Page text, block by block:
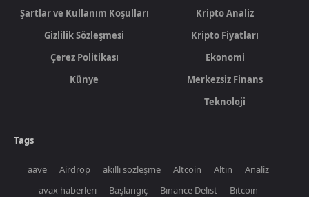
Şartlar ve Kullanım Koşulları
Gizlilik Sözleşmesi
Çerez Politikası
Künye
Kripto Analiz
Kripto Fiyatları
Ekonomi
Merkezsiz Finans
Teknoloji
Tags
aave Airdrop akıllı sözleşme Altcoin Altın
Analiz
avax haberleri
Başlangıç Binance Delist
Bitcoin